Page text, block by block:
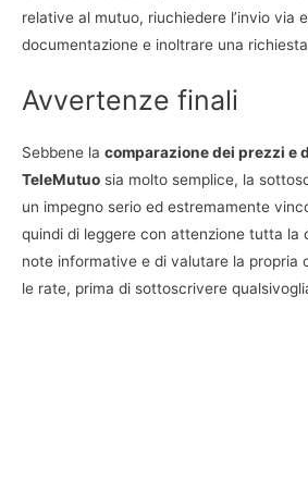
relative al mutuo, riuchiedere l’invio via
documentazione e inoltrare una
Avvertenze finali
Sebbene la comparazione dei prezzi e
TeleMutuo sia molto semplice, la
un impegno serio ed estremamente
quindi di leggere con attenzione tutta la
note informative e di valutare la propria
le rate, prima di sottoscrivere